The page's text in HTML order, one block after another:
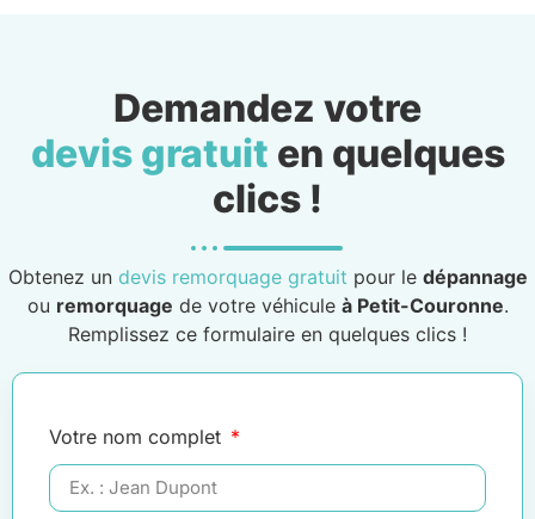
Demandez votre
devis gratuit en quelques
clics !
Obtenez un devis remorquage gratuit pour le dépannage
ou remorquage de votre véhicule à Petit-Couronne.
Remplissez ce formulaire en quelques clics !
Votre nom complet